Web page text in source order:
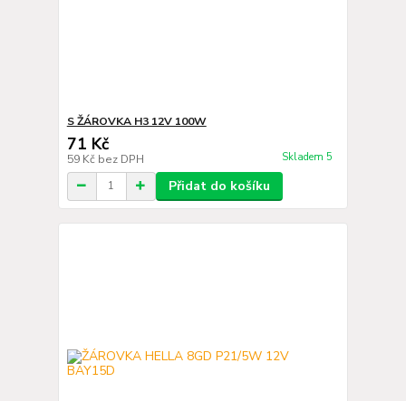
S ŽÁROVKA H3 12V 100W
71 Kč
59 Kč bez DPH Skladem 5
Přidat do košíku